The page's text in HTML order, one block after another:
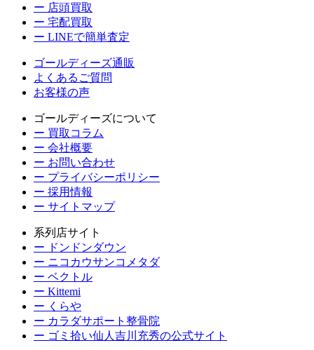
ー 店頭買取
ー 宅配買取
ー LINEで簡単査定
ゴールディーズ通販
よくあるご質問
お客様の声
ゴールディーズについて
ー 買取コラム
ー 会社概要
ー お問い合わせ
ー プライバシーポリシー
ー 採用情報
ー サイトマップ
系列店サイト
ー ドンドンダウン
ー ニコカウサンコメタダ
ー ベクトル
ー Kittemi
ー くらや
ー カラダサポート整骨院
ー ゴミ拾い仙人吉川充秀の公式サイト